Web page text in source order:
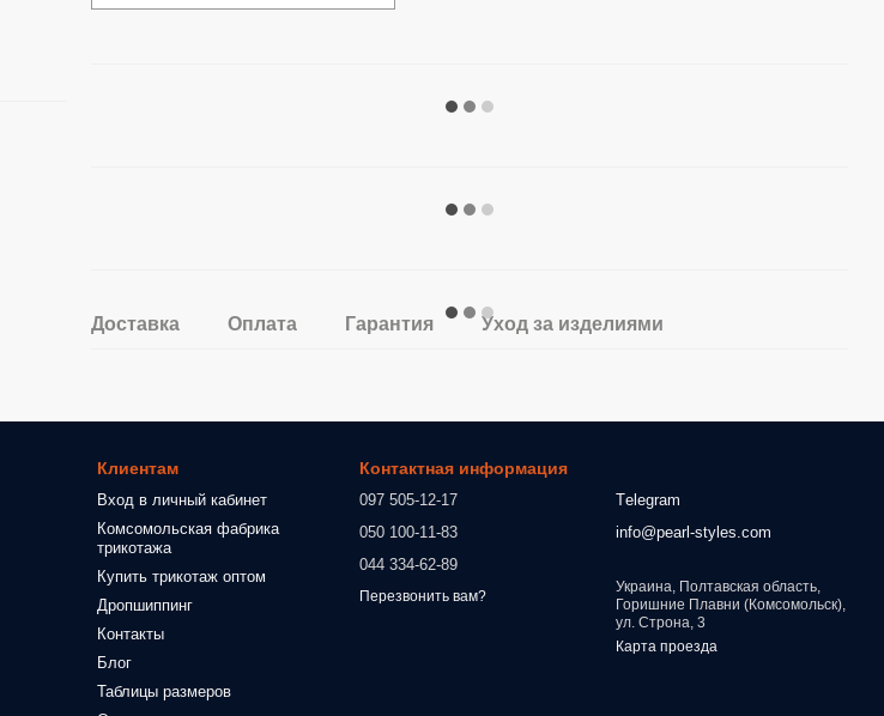
Доставка Оплата Гарантия Уход за изделиями
Клиентам
Вход в личный кабинет
Комсомольская фабрика
трикотажа
Купить трикотаж оптом
Дропшиппинг
Контакты
Блог
Таблицы размеров
Контактная информация
097 505-12-17
050 100-11-83
044 334-62-89
Перезвонить вам?
Тelegram
info@pearl-styles.com
Украина, Полтавская область,
Горишние Плавни (Комсомольск),
ул. Строна, 3
Карта проезда